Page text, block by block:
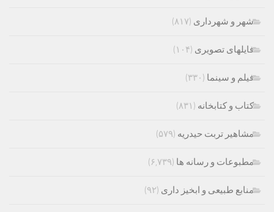
شهر و شهرداری (۸۱۷)
فایلهای تصویری (۱۰۴)
فیلم و سینما (۳۳۰)
کتاب و کتابخانه (۸۳۱)
مشاهیر تربت حیدریه (۵۷۹)
مطبوعات و رسانه ها (۶,۷۳۹)
منابع طبیعی و ابخیز داری (۹۲)